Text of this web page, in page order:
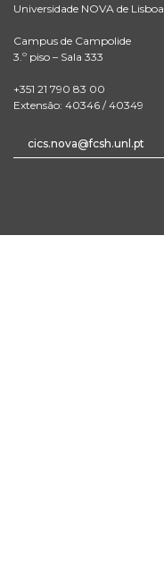
Universidade NOVA de Lisboa
Campus de Campolide
3.º piso – Sala 333
+351 21 790 83 00
Extensão: 40346 / 40349
cics.nova@fcsh.unl.pt